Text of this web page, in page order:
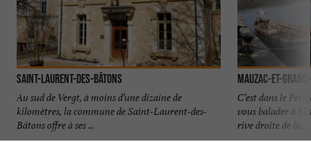
Saint-Laurent-des-Bâtons
Au sud de Vergt, à moins d’une dizaine de
kilomètres, la commune de Saint-Laurent-des-
Bâtons offre à ses ...
Mauzac-et-
C’est dans le
vous balader à
rive droite de la ...